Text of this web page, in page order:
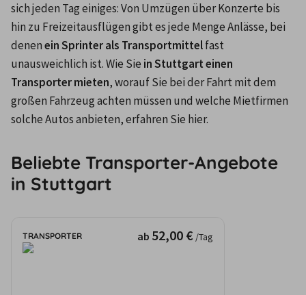
sich jeden Tag einiges: Von Umzügen über Konzerte bis
hin zu Freizeitausflügen gibt es jede Menge Anlässe, bei
denen ein Sprinter als Transportmittel fast
unausweichlich ist. Wie Sie in Stuttgart einen
Transporter mieten, worauf Sie bei der Fahrt mit dem
großen Fahrzeug achten müssen und welche Mietfirmen
solche Autos anbieten, erfahren Sie hier.
Beliebte Transporter-Angebote
in Stuttgart
TRANSPORTER ab 52,00 € /Tag